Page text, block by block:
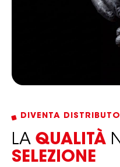
DIVENTA
LA QUALITÀ
SELEZIONE